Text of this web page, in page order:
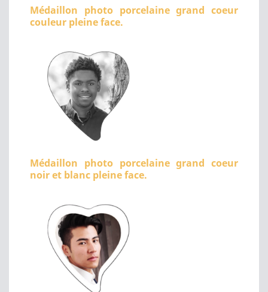
Médaillon photo porcelaine grand coeur
couleur pleine face.
Médaillon photo porcelaine grand coeur
noir et blanc pleine face.